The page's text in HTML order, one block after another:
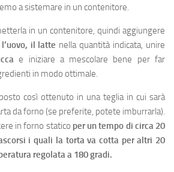
a sistemare in un contenitore.
in un contenitore, quindi aggiungere
il latte nella quantità indicata, unire
e iniziare a mescolare bene per far
in modo ottimale.
così ottenuto in una teglia in cui sarà
da forno (se preferite, potete imburrarla).
in forno statico per un tempo di circa 20
i quali la torta va cotta per altri 20
regolata a 180 gradi.